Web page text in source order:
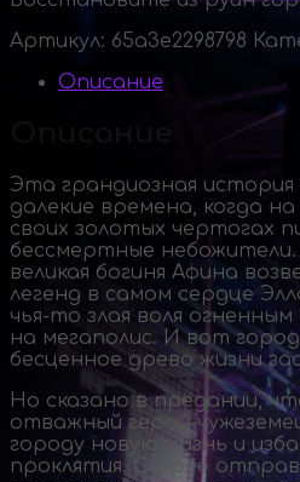
Артикул: 65a3e2298798
Описание
Эта грандиозная
далекие времена, когда
своих золотых чертогах
бессмертные
великая богиня Афина
легенд в самом сердце
чья-то злая воля
на мегаполис. И вот
бесценное древо жизни
Но сказано в предании,
отважныйгерой-
городу новую жизнь и
проклятия. Скорее